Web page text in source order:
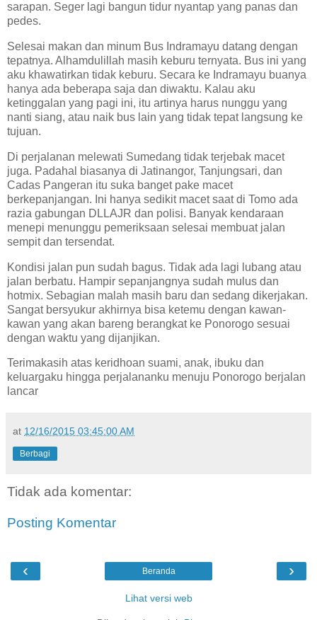
sarapan. Seger lagi bangun tidur nyantap yang panas dan
pedes.
Selesai makan dan minum Bus Indramayu datang dengan
tepatnya. Alhamdulillah masih keburu ternyata. Bus ini yang
aku khawatirkan tidak keburu. Secara ke Indramayu buanya
hanya ada beberapa saja dan diwaktu. Kalau aku
ketinggalan yang pagi ini, itu artinya harus nunggu yang
nanti siang, atau naik bus lain yang tidak tepat langsung ke
tujuan.
Di perjalanan melewati Sumedang tidak terjebak macet
juga. Padahal biasanya di Jatinangor, Tanjungsari, dan
Cadas Pangeran itu suka banget pake macet
berkepanjangan. Ini hanya sedikit macet saat di Tomo ada
razia gabungan DLLAJR dan polisi. Banyak kendaraan
menepi menunggu pemeriksaan selesai membuat jalan
sempit dan tersendat.
Kondisi jalan pun sudah bagus. Tidak ada lagi lubang atau
jalan berbatu. Hampir sepanjangnya sudah mulus dan
hotmix. Sebagian malah masih baru dan sedang dikerjakan.
Sangat bersyukur akhirnya bisa ketemu dengan kawan-
kawan yang akan bareng berangkat ke Ponorogo sesuai
dengan waktu yang dijanjikan.
Terimakasih atas keridhoan suami, anak, ibuku dan
keluargaku hingga perjalananku menuju Ponorogo berjalan
lancar
at 12/16/2015 03:45:00 AM
Berbagi
Tidak ada komentar:
Posting Komentar
‹ ›
Beranda
Lihat versi web